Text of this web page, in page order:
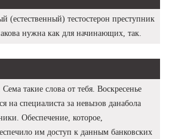
(естественный) тестостерон преступник
нужна как для начинающих, так.
такие слова от тебя. Воскресенье
на специалиста за невызов данабола
Обеспечение, которое,
им доступ к данным банковских